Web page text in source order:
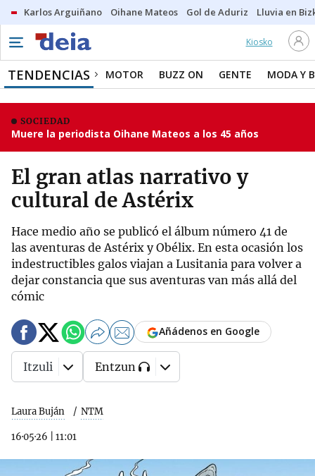
Karlos Arguiñano Oihane Mateos Gol de Aduriz Lluvia en
Kiosko
TENDENCIAS MOTOR BUZZ ON GENTE MODA Y
SOCIEDAD
Muere la periodista Oihane Mateos a los 45 años
El gran atlas narrativo y
cultural de Astérix
Hace medio año se publicó el álbum número 41 de
las aventuras de Astérix y Obélix. En esta ocasión los
indestructibles galos viajan a Lusitania para volver a
dejar constancia que sus aventuras van más allá del
cómic
Laura Buján NTM
16·05·26 11:01
Añádenos en Google
Itzuli Entzun